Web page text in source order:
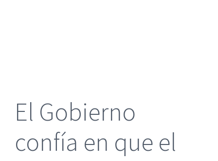
El Gobierno
confía en que el